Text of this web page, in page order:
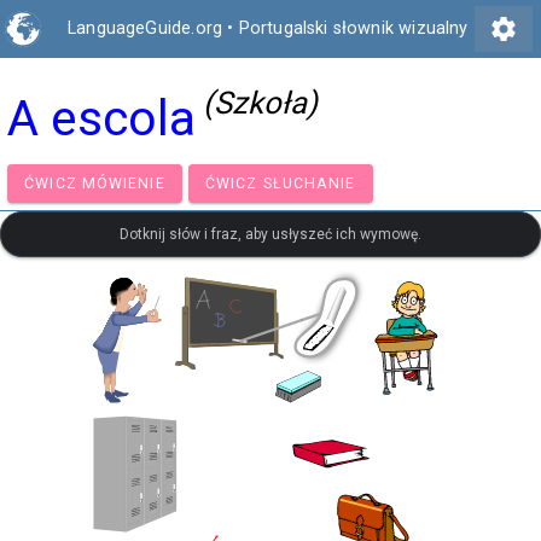
LanguageGuide.org • Portugalski słownik wizualny settings
A escola (Szkoła)
ĆWICZ MÓWIENIE ĆWICZ SŁUCHANIE
Dotknij słów i fraz, aby usłyszeć ich wymowę.